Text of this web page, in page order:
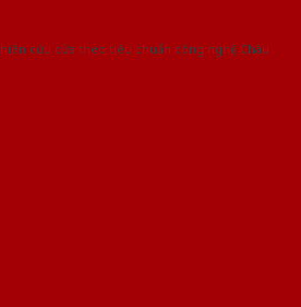
cứu cửa theo tiêu chuẩn công nghệ Châu
& cung cấp hàng đầu tại Việt Nam!